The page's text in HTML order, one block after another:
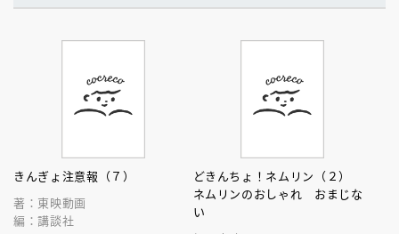
きんぎょ注意報（７）
著：東映動画
編：講談社
どきんちょ！ネムリン（２）
ネムリンのおしゃれ おまじな
い